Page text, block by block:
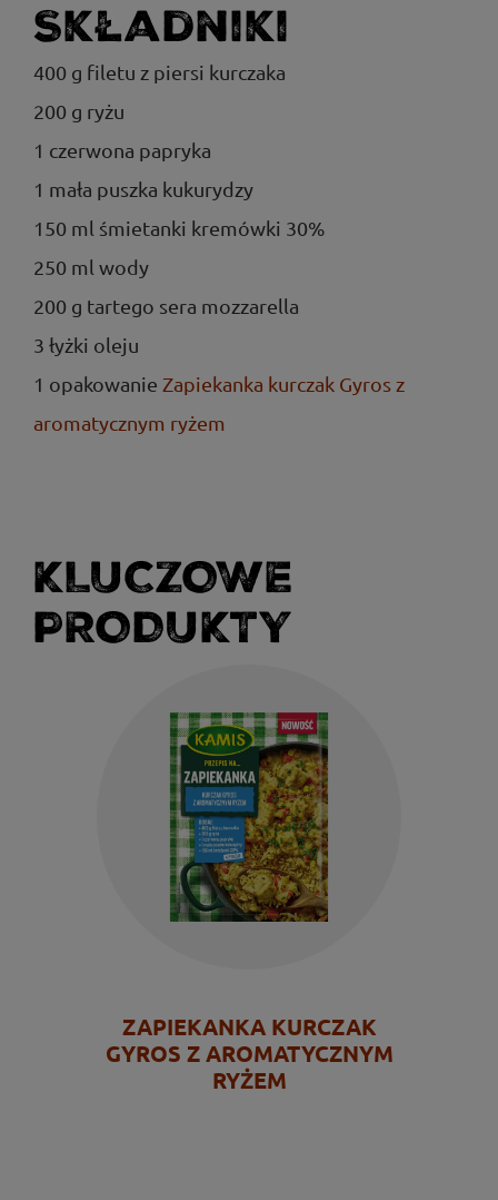
Składniki
400 g filetu z piersi kurczaka
200 g ryżu
1 czerwona papryka
1 mała puszka kukurydzy
150 ml śmietanki kremówki 30%
250 ml wody
200 g tartego sera mozzarella
3 łyżki oleju
1 opakowanie Zapiekanka kurczak Gyros z
aromatycznym ryżem
KLUCZOWE
PRODUKTY
ZAPIEKANKA KURCZAK
GYROS Z AROMATYCZNYM
RYŻEM